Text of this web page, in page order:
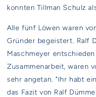
konnten Tillman Schulz
Alle fünf Löwen waren
Gründer begeistert. Ralf
Maschmeyer
Zusammenarbeit, waren
sehr angetan. "Ihr habt
das Fazit von Ralf